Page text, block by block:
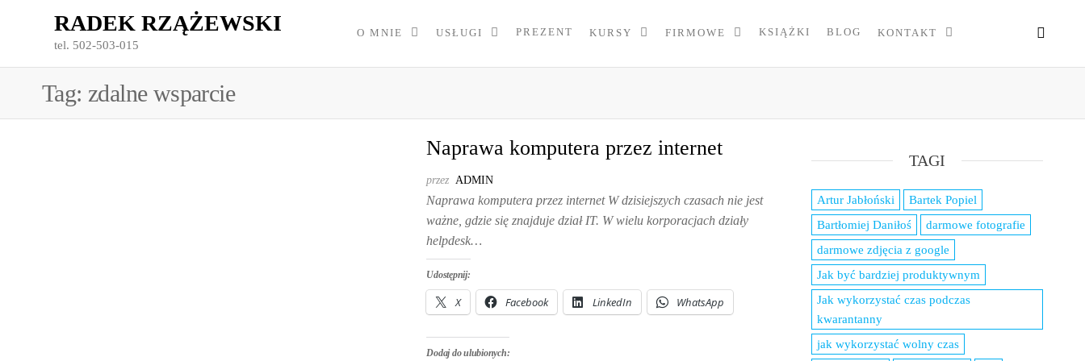
RADEK RZĄŻEWSKI
tel. 502-503-015
O MNIE USŁUGI PREZENT KURSY FIRMOWE KSIĄŻKI BLOG KONTAKT
Tag: zdalne wsparcie
Naprawa komputera przez internet
przez ADMIN
Naprawa komputera przez internet W dzisiejszych czasach nie jest
ważne, gdzie się znajduje dział IT. W wielu korporacjach działy
helpdesk…
Udostępnij:
X Facebook LinkedIn WhatsApp
Dodaj do ulubionych:
TAGI
Artur Jabłoński
Bartek Popiel
Bartłomiej Daniłoś
darmowe fotografie
darmowe zdjęcia z google
Jak być bardziej produktywnym
Jak wykorzystać czas podczas
kwarantanny
jak wykorzystać wolny czas